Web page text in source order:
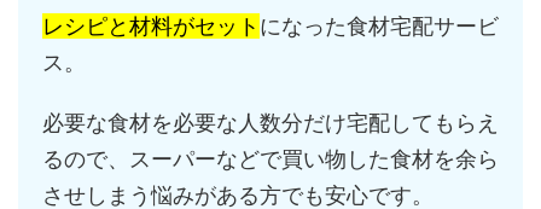
レシピと材料がセット になった食材宅配サービ
ス。
必要な食材を必要な人数分だけ宅配してもらえ
るので、スーパーなどで買い物した食材を余ら
させしまう悩みがある方でも安心です。